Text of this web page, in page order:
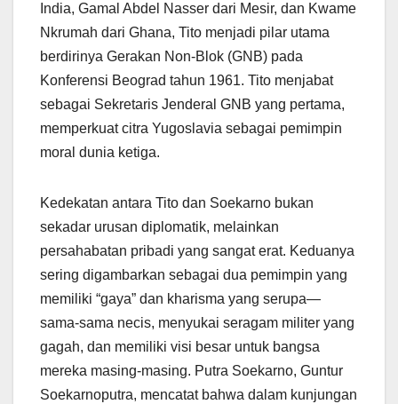
India, Gamal Abdel Nasser dari Mesir, dan Kwame
Nkrumah dari Ghana, Tito menjadi pilar utama
berdirinya Gerakan Non-Blok (GNB) pada
Konferensi Beograd tahun 1961. Tito menjabat
sebagai Sekretaris Jenderal GNB yang pertama,
memperkuat citra Yugoslavia sebagai pemimpin
moral dunia ketiga.
Kedekatan antara Tito dan Soekarno bukan
sekadar urusan diplomatik, melainkan
persahabatan pribadi yang sangat erat. Keduanya
sering digambarkan sebagai dua pemimpin yang
memiliki “gaya” dan kharisma yang serupa—
sama-sama necis, menyukai seragam militer yang
gagah, dan memiliki visi besar untuk bangsa
mereka masing-masing. Putra Soekarno, Guntur
Soekarnoputra, mencatat bahwa dalam kunjungan